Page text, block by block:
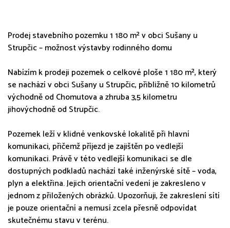
Prodej stavebního pozemku 1 180 m² v obci Sušany u
Strupčic – možnost výstavby rodinného domu
Nabízím k prodeji pozemek o celkové ploše 1 180 m², který
se nachází v obci Sušany u Strupčic, přibližně 10 kilometrů
východně od Chomutova a zhruba 3,5 kilometru
jihovýchodně od Strupčic.
Pozemek leží v klidné venkovské lokalitě při hlavní
komunikaci, přičemž příjezd je zajištěn po vedlejší
komunikaci. Právě v této vedlejší komunikaci se dle
dostupných podkladů nachází také inženýrské sítě – voda,
plyn a elektřina. Jejich orientační vedení je zakresleno v
jednom z přiložených obrázků. Upozorňuji, že zakreslení sítí
je pouze orientační a nemusí zcela přesně odpovídat
skutečnému stavu v terénu.